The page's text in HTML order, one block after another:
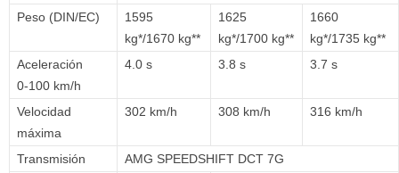
Peso (DIN/EC)
1595
kg*/1670 kg**
1625
kg*/1700 kg**
1660
kg*/1735 kg**
Aceleración
0-100 km/h
4.0 s 3.8 s 3.7 s
Velocidad
máxima
302 km/h 308 km/h 316 km/h
Transmisión
AMG SPEEDSHIFT DCT 7G